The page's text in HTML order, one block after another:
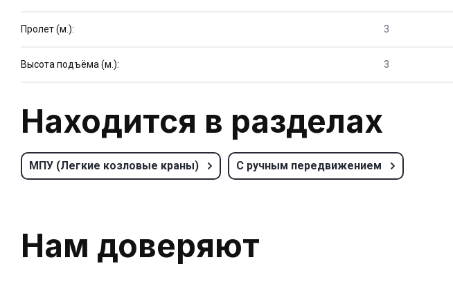
Пролет (м.): 3
Высота подъёма (м.): 3
Находится в разделах
МПУ (Легкие козловые краны) С ручным передвижением
Нам доверяют